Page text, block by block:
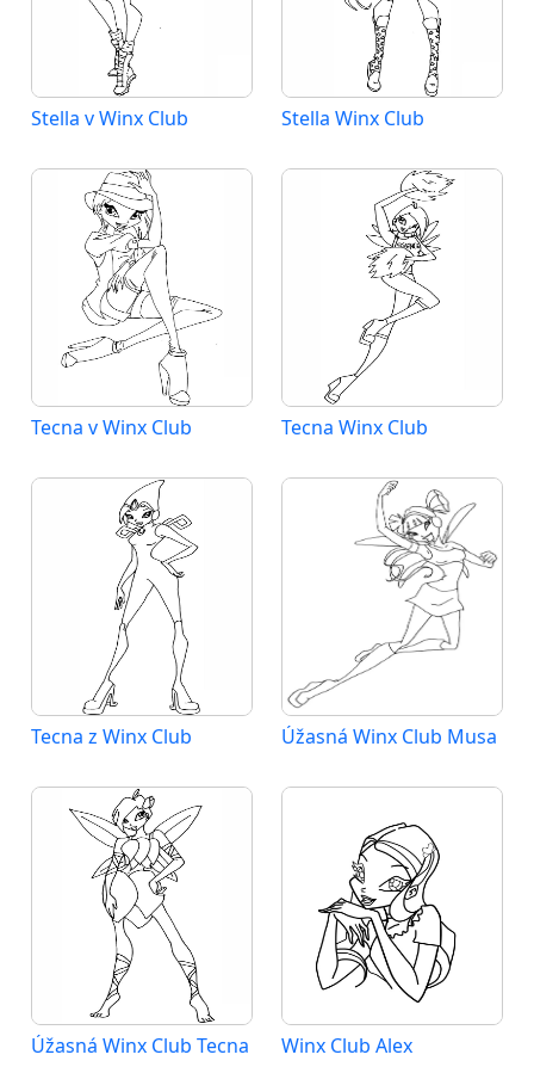
Stella v Winx Club Stella Winx Club
Tecna v Winx Club Tecna Winx Club
Tecna z Winx Club Úžasná Winx Club Musa
Úžasná Winx Club Tecna Winx Club Alex